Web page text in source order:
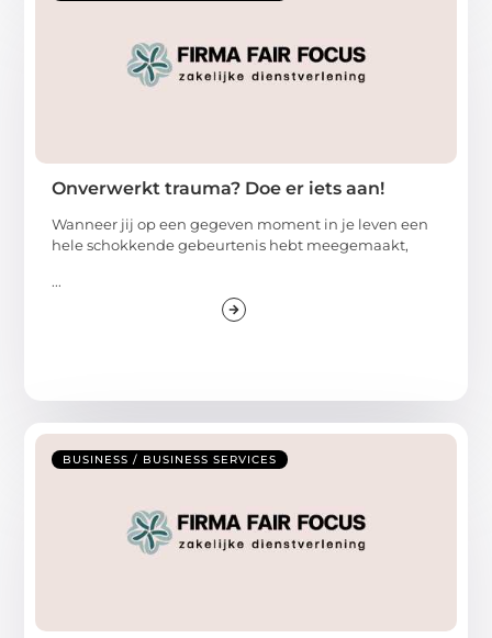
Onverwerkt trauma? Doe er iets aan!
Wanneer jij op een gegeven moment in je leven een
hele schokkende gebeurtenis hebt meegemaakt,
...
BUSINESS / BUSINESS SERVICES